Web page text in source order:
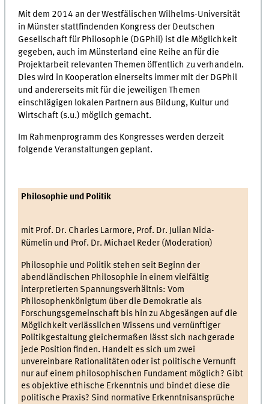
Mit dem 2014 an der Westfälischen Wilhelms-Universität
in Münster stattfindenden Kongress der Deutschen
Gesellschaft für Philosophie (DGPhil) ist die Möglichkeit
gegeben, auch im Münsterland eine Reihe an für die
Projektarbeit relevanten Themen öffentlich zu verhandeln.
Dies wird in Kooperation einerseits immer mit der DGPhil
und andererseits mit für die jeweiligen Themen
einschlägigen lokalen Partnern aus Bildung, Kultur und
Wirtschaft (s.u.) möglich gemacht.
Im Rahmenprogramm des Kongresses werden derzeit
folgende Veranstaltungen geplant.
Philosophie und Politik
mit Prof. Dr. Charles Larmore, Prof. Dr. Julian Nida-
Rümelin und Prof. Dr. Michael Reder (Moderation)
Philosophie und Politik stehen seit Beginn der
abendländischen Philosophie in einem vielfältig
interpretierten Spannungsverhältnis: Vom
Philosophenkönigtum über die Demokratie als
Forschungsgemeinschaft bis hin zu Abgesängen auf die
Möglichkeit verlässlichen Wissens und vernünftiger
Politikgestaltung gleichermaßen lässt sich nachgerade
jede Position finden. Handelt es sich um zwei
unvereinbare Rationalitäten oder ist politische Vernunft
nur auf einem philosophischen Fundament möglich? Gibt
es objektive ethische Erkenntnis und bindet diese die
politische Praxis? Sind normative Erkenntnisansprüche